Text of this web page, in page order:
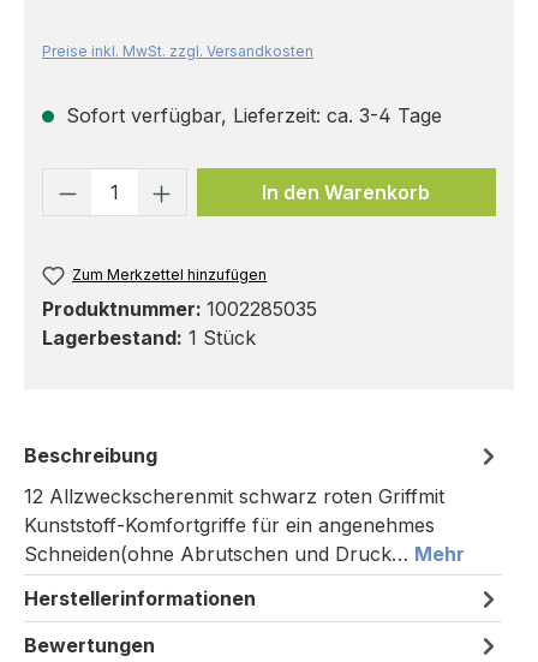
Preise inkl. MwSt. zzgl. Versandkosten
Sofort verfügbar, Lieferzeit: ca. 3-4 Tage
Produkt Anzahl: Gib den
In den Warenkorb
Zum Merkzettel hinzufügen
Produktnummer: 1002285035
Lagerbestand: 1 Stück
Beschreibung
12 Allzweckscherenmit schwarz roten Griffmit
Kunststoff-Komfortgriffe für ein angenehmes
Schneiden(ohne Abrutschen und Druck… Mehr
Herstellerinformationen
Bewertungen